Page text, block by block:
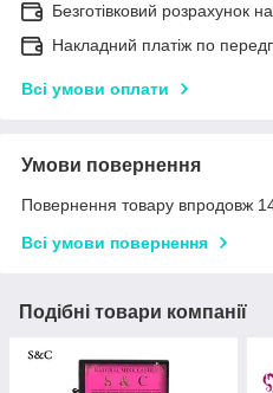
Безготівковий розрахунок
Накладний платіж по
Всі умови оплати
Умови повернення
Повернення товару впродовж
Всі умови повернення
Подібні товари компанії